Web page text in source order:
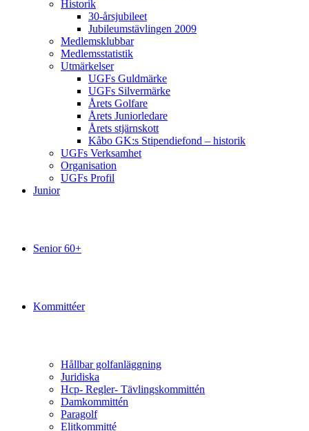
Historik
30-årsjubileet
Jubileumstävlingen 2009
Medlemsklubbar
Medlemsstatistik
Utmärkelser
UGFs Guldmärke
UGFs Silvermärke
Årets Golfare
Årets Juniorledare
Årets stjärnskott
Kåbo GK:s Stipendiefond – historik
UGFs Verksamhet
Organisation
UGFs Profil
Junior
Senior 60+
Kommittéer
Hållbar golfanläggning
Juridiska
Hcp- Regler- Tävlingskommittén
Damkommittén
Paragolf
Elitkommitté